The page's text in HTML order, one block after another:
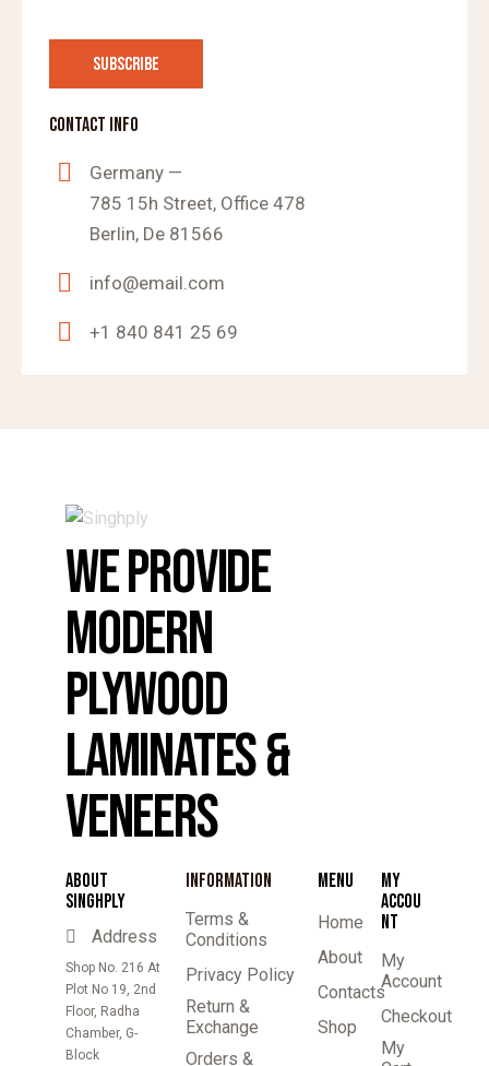
CONTACT INFO
Germany —
785 15h Street, Office 478
Berlin, De 81566
info@email.com
+1 840 841 25 69
WE PROVIDE
MODERN
PLYWOOD
LAMINATES &
VENEERS
ABOUT
SINGHPLY
Address
Shop No. 216 At
Plot No 19, 2nd
Floor, Radha
Chamber, G-
Block
INFORMATION
Terms &
Conditions
Privacy Policy
Return &
Exchange
Orders &
MENU
Home
About
Contacts
Shop
MY
ACCOU
NT
My
Account
Checkout
My